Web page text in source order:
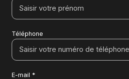
Téléphone
E-mail *